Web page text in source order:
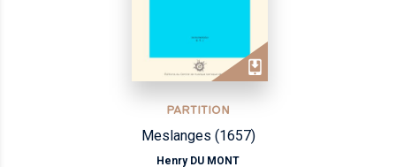
PARTITION
Meslanges (1657)
Henry DU MONT